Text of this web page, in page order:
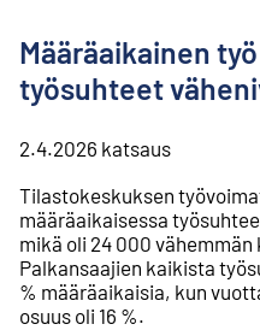
Määräaikainen
työsuhteet
2.4.2026 katsaus
Tilastokeskuksen
määräaikaisessa
mikä oli 24 000 vähemmän
Palkansaajien kaikista
% määräaikaisia, kun
osuus oli 16 %.